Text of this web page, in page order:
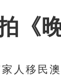
《
移民澳